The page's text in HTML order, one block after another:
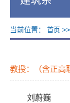
当前位置： 首页 >>
教授：（含正高
刘蔚巍